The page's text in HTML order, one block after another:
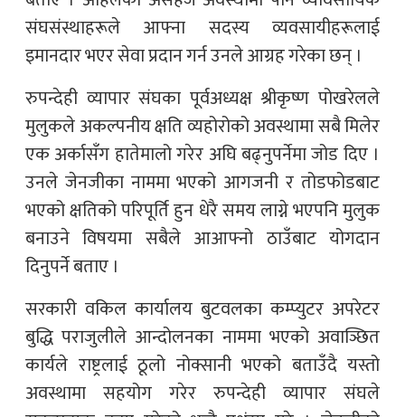
संघसंस्थाहरूले आफ्ना सदस्य व्यवसायीहरूलाई
इमानदार भएर सेवा प्रदान गर्न उनले आग्रह गरेका छन् ।
रुपन्देही व्यापार संघका पूर्वअध्यक्ष श्रीकृष्ण पोखरेलले
मुलुकले अकल्पनीय क्षति व्यहोरोको अवस्थामा सबै मिलेर
एक अर्कासँग हातेमालो गरेर अघि बढ्नुपर्नेमा जोड दिए ।
उनले जेनजीका नाममा भएको आगजनी र तोडफोडबाट
भएको क्षतिको परिपूर्ति हुन धेरै समय लाग्ने भएपनि मुलुक
बनाउने विषयमा सबैले आआफ्नो ठाउँबाट योगदान
दिनुपर्ने बताए ।
सरकारी वकिल कार्यालय बुटवलका कम्प्युटर अपरेटर
बुद्धि पराजुलीले आन्दोलनका नाममा भएको अवाञ्छित
कार्यले राष्ट्रलाई ठूलो नोक्सानी भएको बताउँदै यस्तो
अवस्थामा सहयोग गरेर रुपन्देही व्यापार संघले